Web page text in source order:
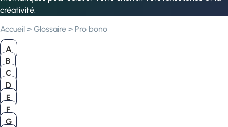
créativité.
Accueil > Glossaire > Pro bono
A
B
C
D
E
F
G